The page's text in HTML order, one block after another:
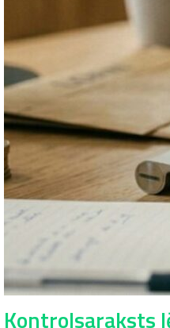
Kontrolsaraksts